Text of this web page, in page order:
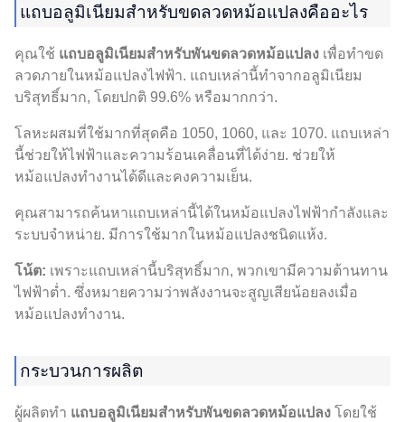
แถบอลูมิเนียมสำหรับขดลวดหม้อแปลงคืออะไร
คุณใช้ แถบอลูมิเนียมสำหรับพันขดลวดหม้อแปลง เพื่อทำขด
ลวดภายในหม้อแปลงไฟฟ้า. แถบเหล่านี้ทำจากอลูมิเนียม
บริสุทธิ์มาก, โดยปกติ 99.6% หรือมากกว่า.
โลหะผสมที่ใช้มากที่สุดคือ 1050, 1060, และ 1070. แถบเหล่า
นี้ช่วยให้ไฟฟ้าและความร้อนเคลื่อนที่ได้ง่าย. ช่วยให้
หม้อแปลงทำงานได้ดีและคงความเย็น.
คุณสามารถค้นหาแถบเหล่านี้ได้ในหม้อแปลงไฟฟ้ากำลังและ
ระบบจำหน่าย. มีการใช้มากในหม้อแปลงชนิดแห้ง.
โน้ต: เพราะแถบเหล่านี้บริสุทธิ์มาก, พวกเขามีความต้านทาน
ไฟฟ้าต่ำ. ซึ่งหมายความว่าพลังงานจะสูญเสียน้อยลงเมื่อ
หม้อแปลงทำงาน.
กระบวนการผลิต
ผู้ผลิตทำ แถบอลูมิเนียมสำหรับพันขดลวดหม้อแปลง โดยใช้